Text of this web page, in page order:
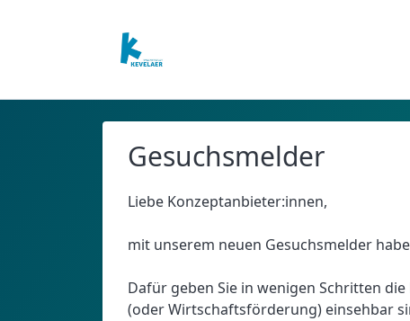
Gesuchsmelder
Liebe Konzeptanbieter:innen,
mit unserem neuen Gesuchsmelder
Dafür geben Sie in wenigen Schritten
(oder Wirtschaftsförderung) einsehbar